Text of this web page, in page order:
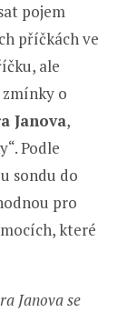
pojem
příčkách ve
ale
o
Janova,
Podle
sondu do
pro
které
Janova se